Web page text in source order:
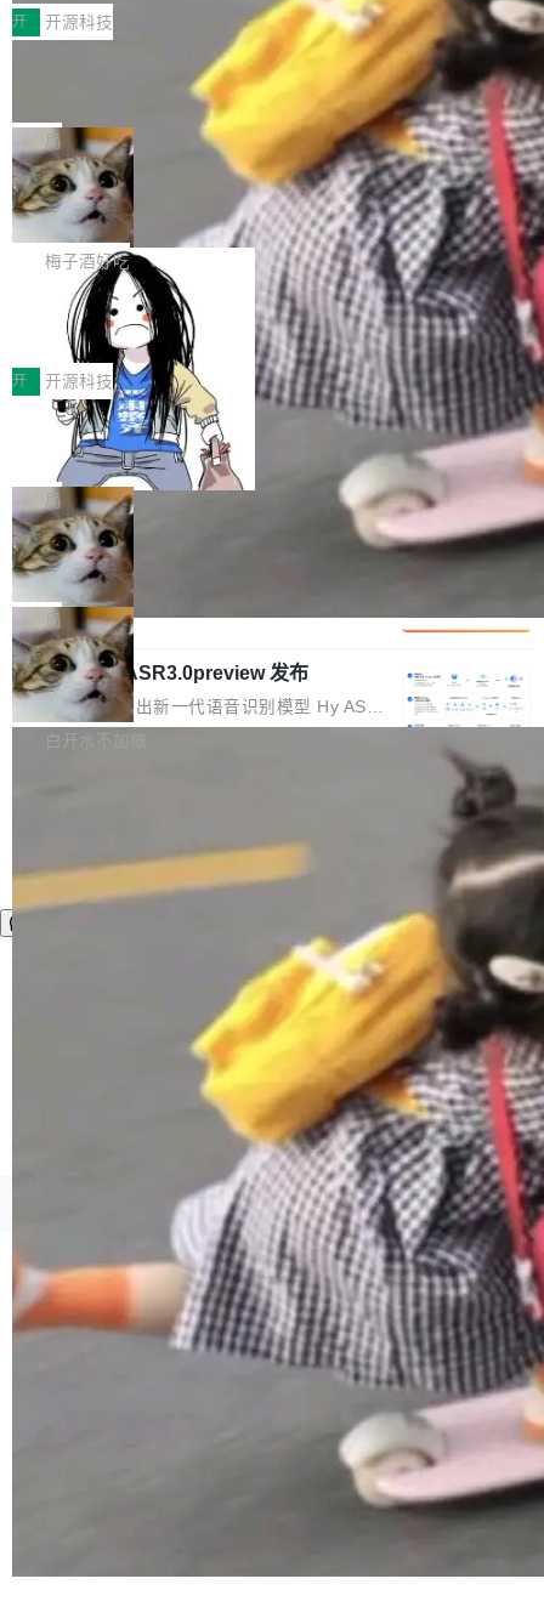
持续开源更多基于UCL-Engine的高性能通信组
件。 腾讯网平团队在UCL-MPComm中实现了一
个独立于业务线程的全局通信引擎（Engine），
经开始引入 AI Coding 工具，通过调用公有云模
型或企业内部部署模型提升研发效率。但随着 AI
Coding 从个人辅助工具逐步走向团队级、组织
级应用，企业在规模化落地过程中，对安全性、
可控性和代码质量提出了更高要求。 首先是数据
安全与合规要求。对于大多数普通研发场景，公
有云模型能够满足快速试用和效率提升的需求。
但对于金融、能源、医疗等对数据安全要求较...
智能应用典型案例名单》，集中展示人工智能在
各领域的应用成果，覆盖技术底座、行业赋能、
产品应用、支撑保障、专题等五大方向。深信服
AI算力网关（AI创新平台）成功入选！ 随着各行
各业的Agent走向规模化建设，算力构成形态逐
渐丰富，用户关注的重点也在发生变化：不只是
让AI用起来，还要进一步看清混合算力时代下，
Token花在哪里、算力是否被充分利用，以及持
续增长的AI成本该如何优化。 深信服AI算力网关
正是围绕这些实际问题，从Token治理和成本治
理两个方面，让用户的每一份算力都看得清、管
得住、用得稳、省得下、更安全！ 一、从现在开
始，Token使用一目...
开 开源科技
Jeff Dean 离开 Google：一个时代的结
束，一个实验室的开始
Google 员工编号 20。MapReduce 作者之一。
Bigtable 作者之一。TensorFlow 的作者之一。
Gemini 的架构师。Google 首席科学家。 Jeff D
ean 在 Google 工作了 27 年后，宣布离职。 他
不是一个人走。一同离开的还有 Sanjay Ghema
wat（Google 员工编号 23，Jeff Dean 二十多
年的编程搭档，MapReduce 和 Bigtable 的共同
作者）、Quoc Le（Google 大脑核心成员，Se
q2Seq 和 DocAI 的共同发明人）以及 Oriol Vin
yals（Gemini 联合负责人，AlphaSta...
局
🔥 SolonCode v2026.8.4 发布：界面
字体可调、22 种语言、记忆搜索增强
打开终端就能上岗的全中文编码智能体，这一轮
把「看得清、用母语、记得住」三件事一次补
齐。 SolonCode 是什么 SolonCode 是杭州无
耳科技研发的企业级终端编码智能体——一位全
中文驱动的数字员工，自主理解需求、规划步
骤、编写代码。不挑模型、不挑平台，curl 一行
装完即用。 开源地址：Gitee · GitCode · GitHu
b 安装 支持 Java 8+（8~26）、macOS / Linu
x / Windows / Harmony PC。 # macOS / Linu
x / Harmony PC curl -fsSL https://solon.noea
r.org/solon...
梅子酒好吃
让“代码语义理解”深度释放AI Coding
价值潜能：华为云码道（CodeArts）
代码仓技术解析
一、代码仓深度理解技术的作用与价值 在软件工
程实践中，代码仓是企业核心知识资产的主要载
体。企业级代码仓库通常包含数十万乃至数百万
个文件，其规模远超单次模型调用可承载的上下
文窗口。随着项目规模的持续扩张与代码历史的
不断累积，代码仓中的模块关系、接口契约、业
务逻辑等关键信息往往分散于数十乃至数百个文
件之中，形成高度复杂的知识关联网络。传统的
代码检索手段（如关键词匹配、目录遍历）仅能
在语法层面完成文本定位，难以触及代码的语义
内涵与结构关联，导致开发者使用代码智能体在
理解大规模代码仓时面临显著"代码仓理解"瓶
颈。 代码仓深度理解服务（以下简称" CodeBas
e深度理解服务"）是华为云码道（CodeA...
开 开源科技
一条“删库”命令跑 17 小时，算法工程
师删光 89TB 数据只为干私活
最高人民检察院8月4日公布了一起案件：北京一
名90后算法工程师王某，为了给自己接的私活腾
服务器空间，删光了公司AI游戏部门的全部核心
数据。 王某2024年1月入职东城区某科技公司AI
短剧部门，有互联网大厂背景。在公司内部架构
调整期间，部门三次通知全员将数据从A集群迁
移到B集群，王某都回复了"收到"。 他没有迁移
数据。2024年9月3日下午4点，他使用此前登录
的账号密码进入A集群，输入了一条被程序员圈
称为"删库跑路"的命令——最高管理员权限、无
局
Cloudflare 分享推理优化实践：KV ca
che 量化 + 权重压缩，吞吐量提升 4
1%，成本降 30%
Kimi 和 GLM 是当前最强的大模型系列之一，但
它们有一个共同的问题：太吃显存了。月之暗面
的 Kimi K 系列和智谱的 GLM 都是长上下文、M
oE 架构的大模型，好用到让人上瘾，但 GPU 显
存永远不够用。 Cloudflare 的 Workers AI 团队
一直在跑这些模型的推理。他们在官方博客上发
整性保护。效果是：吞吐量提升 41%，每 token
成本降低 30%，精度不变。 FP8 省的不仅是显
存 KV cache 是推理时最吃显...
局
腾讯混元 Hy ASR3.0preview 发布
腾讯混元正式推出新一代语音识别模型 Hy ASR
3.0preview。基于最新一代大语言模型 Hy3 的
让语音识别不再只是听清，而是真正听懂。通过
先理解你的语境和意图，再把准确的文字直接给
到你。从“逐字转写、单点优化”演进为“理解语
境、兼容场景、一键直出”。 Hy ASR 3.0 previe
w 不要求标准普通话，方言识别覆盖粤语、吴语
等 10 大方言片区和 20 余个二级小片区。在开
源评测集中，Hy ASR 3.0 preview 在多语种的
白开水不加糖
©OSCHINA(OSChina.NET) 京ICP备2025119063号